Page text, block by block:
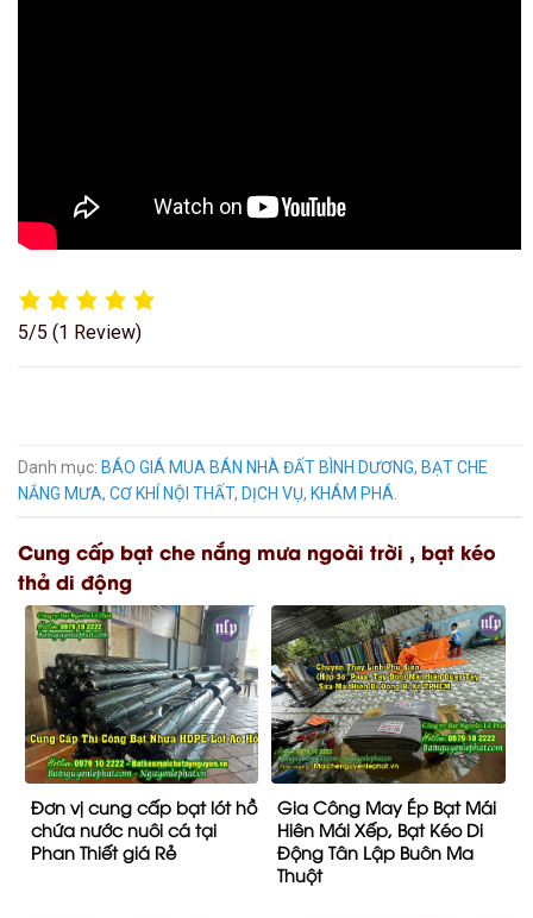
5/5 (1 Review)
Danh mục: BÁO GIÁ MUA BÁN NHÀ ĐẤT BÌNH DƯƠNG, BẠT CHE
NẮNG MƯA, CƠ KHÍ NỘI THẤT, DỊCH VỤ, KHÁM PHÁ
Cung cấp bạt che nắng mưa ngoài trời , bạt kéo
thả di động
Đơn vị cung cấp bạt lót hồ
chứa nước nuôi cá tại
Phan Thiết giá Rẻ
Gia Công May Ép Bạt Mái
Hiên Mái Xếp, Bạt Kéo Di
Động Tân Lập Buôn Ma
Thuột